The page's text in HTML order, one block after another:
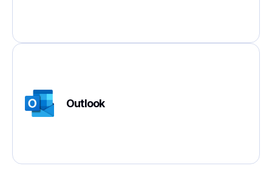
Outlook